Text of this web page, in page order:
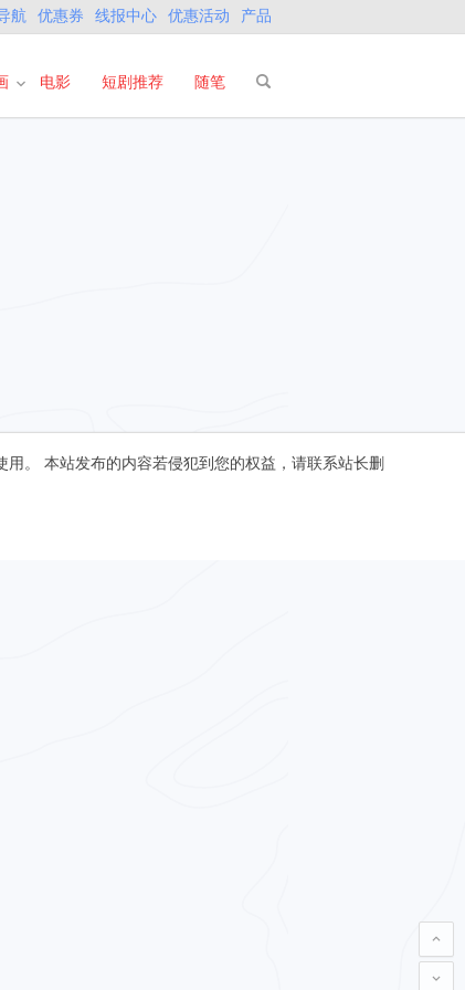
航 优惠券 线报中心 优惠活动 产品
电影 短剧推荐 随笔
。 本站发布的内容若侵犯到您的权益，请联系站长删